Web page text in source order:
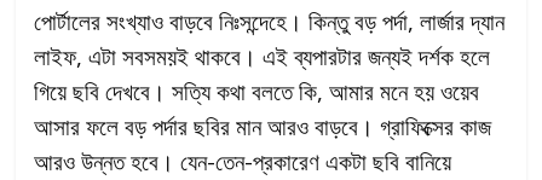
পোর্টালের সংখ্যাও বাড়বে নিঃসন্দেহে। কিন্তু বড় পর্দা, লার্জার দ্যান
লাইফ, এটা সবসময়ই থাকবে। এই ব্যপারটার জন্যই দর্শক হলে
গিয়ে ছবি দেখবে। সত্যি কথা বলতে কি, আমার মনে হয় ওয়েব
আসার ফলে বড় পর্দার ছবির মান আরও বাড়বে। গ্রাফিক্সের কাজ
আরও উন্নত হবে। যেন-তেন-প্রকারেণ একটা ছবি বানিয়ে